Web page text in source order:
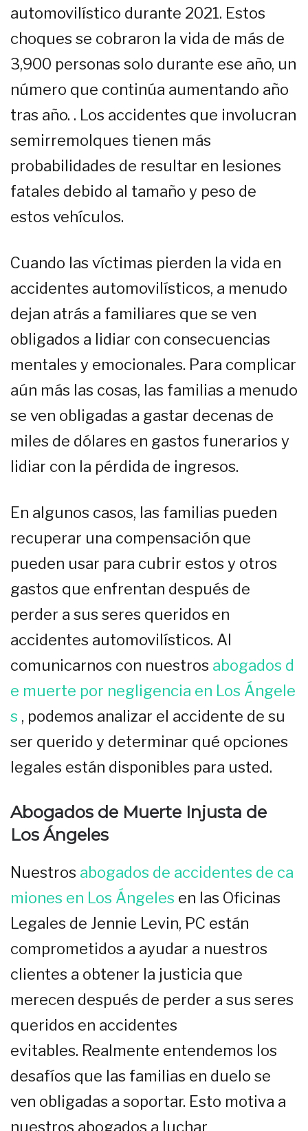
automovilístico durante 2021. Estos
choques se cobraron la vida de más de
3,900 personas solo durante ese año, un
número que continúa aumentando año
tras año. . Los accidentes que involucran
semirremolques tienen más
probabilidades de resultar en lesiones
fatales debido al tamaño y peso de
estos vehículos.
Cuando las víctimas pierden la vida en
accidentes automovilísticos, a menudo
dejan atrás a familiares que se ven
obligados a lidiar con consecuencias
mentales y emocionales. Para complicar
aún más las cosas, las familias a menudo
se ven obligadas a gastar decenas de
miles de dólares en gastos funerarios y
lidiar con la pérdida de ingresos.
En algunos casos, las familias pueden
recuperar una compensación que
pueden usar para cubrir estos y otros
gastos que enfrentan después de
perder a sus seres queridos en
accidentes automovilísticos. Al
comunicarnos con nuestros abogados d
e muerte por negligencia en Los Ángele
s , podemos analizar el accidente de su
ser querido y determinar qué opciones
legales están disponibles para usted.
Abogados de Muerte Injusta de
Los Ángeles
Nuestros abogados de accidentes de ca
miones en Los Ángeles en las Oficinas
Legales de Jennie Levin, PC están
comprometidos a ayudar a nuestros
clientes a obtener la justicia que
merecen después de perder a sus seres
queridos en accidentes
evitables. Realmente entendemos los
desafíos que las familias en duelo se
ven obligadas a soportar. Esto motiva a
nuestros abogados a luchar